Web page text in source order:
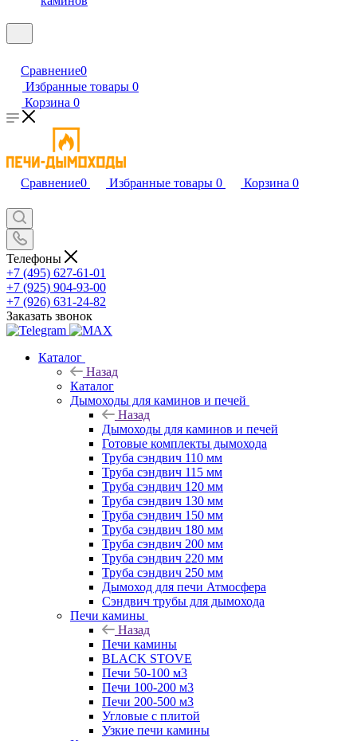
Сравнение0
Избранные товары 0
Корзина 0
Сравнение0 Избранные товары 0 Корзина 0
Телефоны
+7 (495) 627-61-01
+7 (925) 904-93-00
+7 (926) 631-24-82
Заказать звонок
Каталог
Назад
Каталог
Дымоходы для каминов и печей
Назад
Дымоходы для каминов и печей
Готовые комплекты дымохода
Труба сэндвич 110 мм
Труба сэндвич 115 мм
Труба сэндвич 120 мм
Труба сэндвич 130 мм
Труба сэндвич 150 мм
Труба сэндвич 180 мм
Труба сэндвич 200 мм
Труба сэндвич 220 мм
Труба сэндвич 250 мм
Дымоход для печи Атмосфера
Сэндвич трубы для дымохода
Печи камины
Назад
Печи камины
BLACK STOVE
Печи 50-100 м3
Печи 100-200 м3
Печи 200-500 м3
Угловые с плитой
Узкие печи камины